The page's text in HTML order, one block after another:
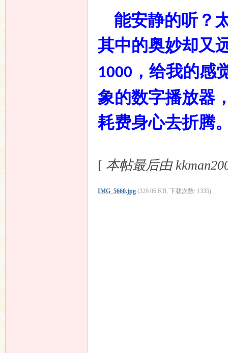
能安静的听？
其中的奥妙却又
1000 ，给我的感
象的数字播放器
耗费身心去折腾
[ 本帖最后由
IMG_5660.jpg (329.06 KB, 下载次数: 1335)